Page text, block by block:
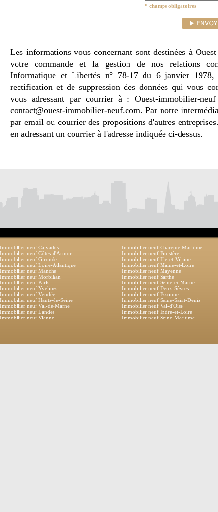
* champs obligatoires
Les informations vous concernant sont destinées à
votre commande et la gestion de nos relations
Informatique et Libertés n° 78-17 du 6 janvier 1978,
rectification et de suppression des données qui vous
vous adressant par courrier à : Ouest-immobilier-
contact@ouest-immobilier-neuf.com. Par notre
par email ou courrier des propositions d'autres
en adressant un courrier à l'adresse indiquée ci-dessus.
Immobilier neuf Calvados
Immobilier neuf Charente-Maritime
Immobilier neuf Côtes-d'Armor
Immobilier neuf Finistère
Immobilier neuf Gironde
Immobilier neuf Ille-et-Vilaine
Immobilier neuf Loire-Atlantique
Immobilier neuf Maine-et-Loire
Immobilier neuf Manche
Immobilier neuf Mayenne
Immobilier neuf Morbihan
Immobilier neuf Sarthe
Immobilier neuf Paris
Immobilier neuf Seine-et-Marne
Immobilier neuf Yvelines
Immobilier neuf Deux-Sèvres
Immobilier neuf Vendée
Immobilier neuf Essonne
Immobilier neuf Hauts-de-Seine
Immobilier neuf Seine-Saint-Denis
Immobilier neuf Val-de-Marne
Immobilier neuf Val-d'Oise
Immobilier neuf Landes
Immobilier neuf Indre-et-Loire
Immobilier neuf Vienne
Immobilier neuf Seine-Maritime